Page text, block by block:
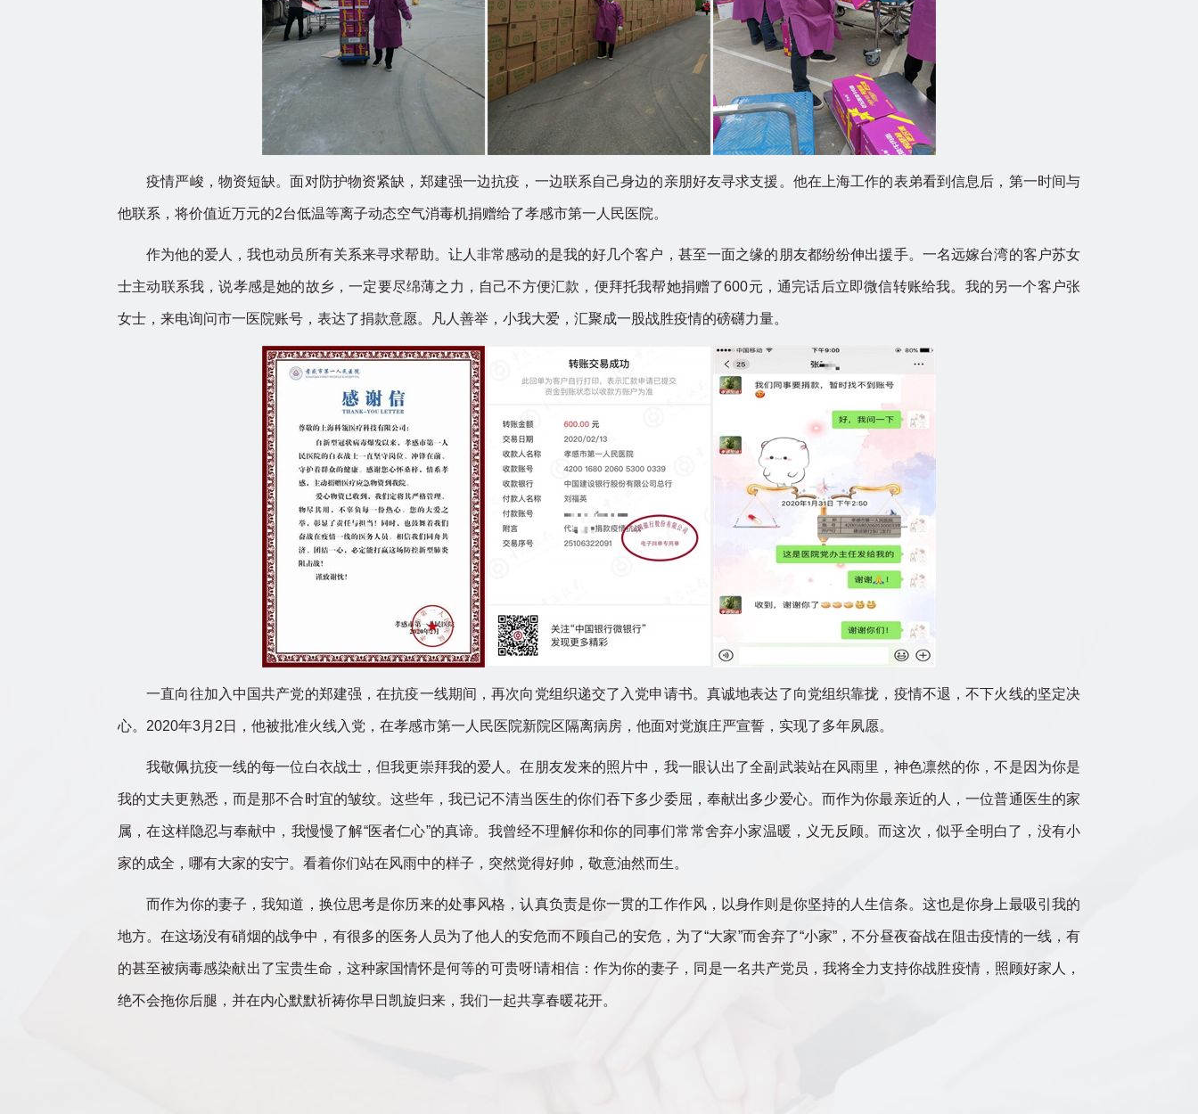
疫情严峻，物资短缺。面对防护物资紧缺，郑建强一边抗疫，一边联系自己身边的亲朋好友寻求支援。他在上海工作的表弟看到信息后，第一时间与
他联系，将价值近万元的2台低温等离子动态空气消毒机捐赠给了孝感市第一人民医院。
作为他的爱人，我也动员所有关系来寻求帮助。让人非常感动的是我的好几个客户，甚至一面之缘的朋友都纷纷伸出援手。一名远嫁台湾的客户苏女
士主动联系我，说孝感是她的故乡，一定要尽绵薄之力，自己不方便汇款，便拜托我帮她捐赠了600元，通完话后立即微信转账给我。我的另一个客户张
女士，来电询问市一医院账号，表达了捐款意愿。凡人善举，小我大爱，汇聚成一股战胜疫情的磅礴力量。
一直向往加入中国共产党的郑建强，在抗疫一线期间，再次向党组织递交了入党申请书。真诚地表达了向党组织靠拢，疫情不退，不下火线的坚定决
心。2020年3月2日，他被批准火线入党，在孝感市第一人民医院新院区隔离病房，他面对党旗庄严宣誓，实现了多年夙愿。
我敬佩抗疫一线的每一位白衣战士，但我更崇拜我的爱人。在朋友发来的照片中，我一眼认出了全副武装站在风雨里，神色凛然的你，不是因为你是
我的丈夫更熟悉，而是那不合时宜的皱纹。这些年，我已记不清当医生的你们吞下多少委屈，奉献出多少爱心。而作为你最亲近的人，一位普通医生的家
属，在这样隐忍与奉献中，我慢慢了解“医者仁心”的真谛。我曾经不理解你和你的同事们常常舍弃小家温暖，义无反顾。而这次，似乎全明白了，没有小
家的成全，哪有大家的安宁。看着你们站在风雨中的样子，突然觉得好帅，敬意油然而生。
而作为你的妻子，我知道，换位思考是你历来的处事风格，认真负责是你一贯的工作作风，以身作则是你坚持的人生信条。这也是你身上最吸引我的
地方。在这场没有硝烟的战争中，有很多的医务人员为了他人的安危而不顾自己的安危，为了“大家”而舍弃了“小家”，不分昼夜奋战在阻击疫情的一线，有
的甚至被病毒感染献出了宝贵生命，这种家国情怀是何等的可贵呀!请相信：作为你的妻子，同是一名共产党员，我将全力支持你战胜疫情，照顾好家人，
绝不会拖你后腿，并在内心默默祈祷你早日凯旋归来，我们一起共享春暖花开。